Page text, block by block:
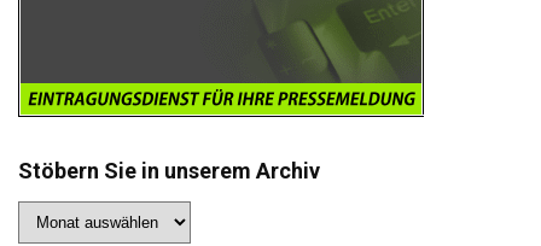
Stöbern Sie in unserem Archiv
Sie